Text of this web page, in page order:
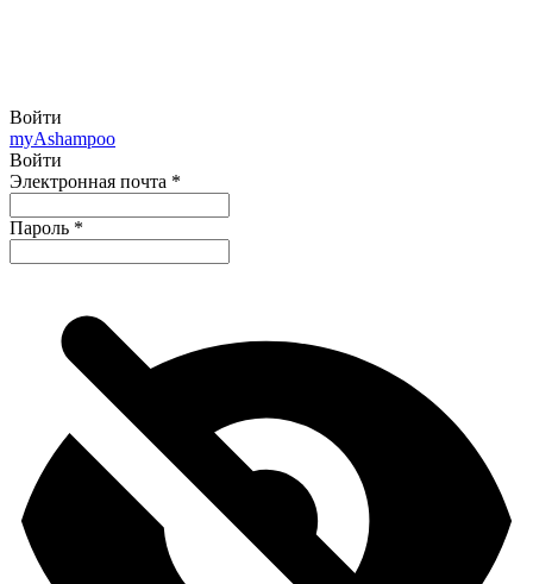
Войти
myAshampoo
Войти
Электронная почта *
Пароль *